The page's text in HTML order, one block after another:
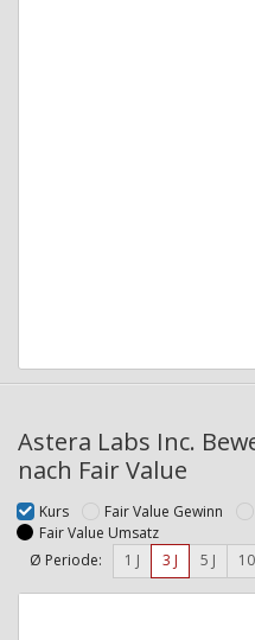
Astera Labs Inc.
nach Fair Value
Kurs Fair Value Gewinn
Fair Value Umsatz
Ø Periode:
1 J 3 J 5 J